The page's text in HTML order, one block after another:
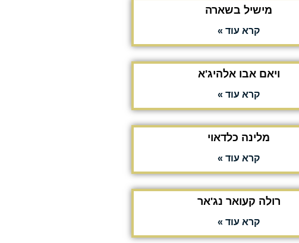
מישיל בשארה
קרא עוד »
ויאם אבו אלהיג'א
קרא עוד »
מלינה כלדאוי
קרא עוד »
רולה קעואר נג'אר
קרא עוד »